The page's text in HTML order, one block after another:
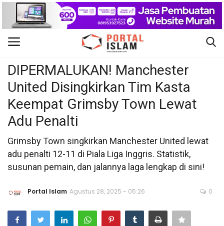
Gabung Daftar
Beranda
Kontak
Berita Islam
Nasional
Khutbah Jumat
Pendidikan
DIPERMALUKAN! Manchester
United Disingkirkan Tim Kasta
Keempat Grimsby Town Lewat
Adu Penalti
Grimsby Town singkirkan Manchester United lewat
adu penalti 12-11 di Piala Liga Inggris. Statistik,
susunan pemain, dan jalannya laga lengkap di sini!
Portal Islam Agustus 28, 2025 - 05:26 0